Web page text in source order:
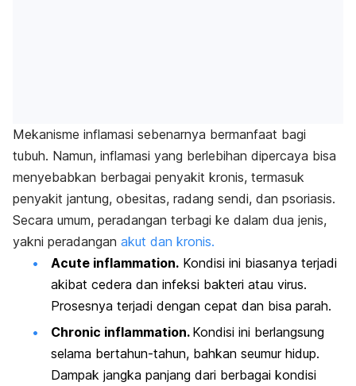
Mekanisme inflamasi sebenarnya bermanfaat bagi
tubuh. Namun, inflamasi yang berlebihan dipercaya bisa
menyebabkan berbagai penyakit kronis, termasuk
penyakit jantung, obesitas, radang sendi, dan psoriasis.
Secara umum, peradangan terbagi ke dalam dua jenis,
yakni peradangan akut dan kronis.
Acute inflammation. Kondisi ini biasanya terjadi
akibat cedera dan infeksi bakteri atau virus.
Prosesnya terjadi dengan cepat dan bisa parah.
Chronic inflammation. Kondisi ini berlangsung
selama bertahun-tahun, bahkan seumur hidup.
Dampak jangka panjang dari berbagai kondisi